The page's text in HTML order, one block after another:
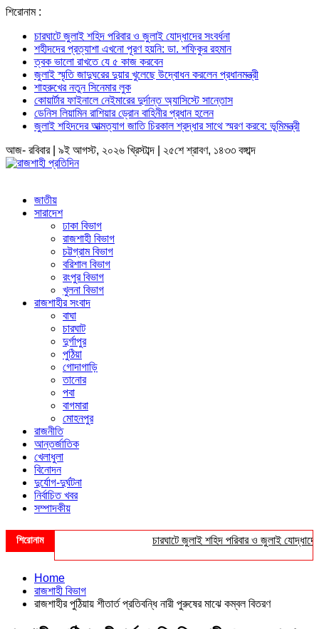
শিরোনাম :
চারঘাটে জুলাই শহিদ পরিবার ও জুলাই যোদ্ধাদের সংবর্ধনা
শহীদদের প্রত্যাশা এখনো পূরণ হয়নি: ডা. শফিকুর রহমান
ত্বক ভালো রাখতে যে ৫ কাজ করবেন
জুলাই স্মৃতি জাদুঘরের দুয়ার খুলেছে উদ্বোধন করলেন প্রধানমন্ত্রী
শাহরুখের নতুন সিনেমার লুক
কোয়ার্টার ফাইনালে নেইমারের দুর্দান্ত অ্যাসিস্টে সান্তোস
ডেনিস লিয়ামিন রাশিয়ার ড্রোন বাহিনীর প্রধান হলেন
জুলাই শহিদদের আত্মত্যাগ জাতি চিরকাল শ্রদ্ধার সাথে স্মরণ করবে: ভূমিমন্ত্রী
আজ- রবিবার | ৯ই আগস্ট, ২০২৬ খ্রিস্টাব্দ | ২৫শে শ্রাবণ, ১৪৩৩ বঙ্গাব্দ
জাতীয়
সারাদেশ
ঢাকা বিভাগ
রাজশাহী বিভাগ
চট্টগ্রাম বিভাগ
বরিশাল বিভাগ
রংপুর বিভাগ
খুলনা বিভাগ
রাজশাহীর সংবাদ
বাঘা
চারঘাট
দুর্গাপুর
পুঠিয়া
গোদাগাড়ি
তানোর
পবা
বাগমারা
মোহনপুর
রাজনীতি
আন্তর্জাতিক
খেলাধুলা
বিনোদন
দুর্যোগ-দুর্ঘটনা
নির্বাচিত খবর
সম্পাদকীয়
শিরোনাম চারঘাটে জুলাই শহিদ পরিবার ও জুলাই যোদ্ধাদের
Home
রাজশাহী বিভাগ
রাজশাহীর পুঠিয়ায় শীতার্ত প্রতিবন্ধি নারী পুরুষের মাঝে কম্বল বিতরণ